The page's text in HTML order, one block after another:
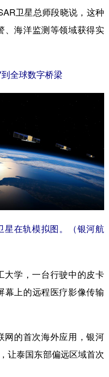
卫星总师段晓说，这种
、海洋监测等领域获得实
全球数字桥梁
星在轨模拟图。（银河航
学，一台行驶中的皮卡
幕上的远程医疗影像传输
的首次海外应用，银河
让泰国东部偏远区域首次